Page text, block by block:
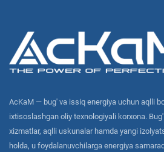
AcKaM — bug' va issiq energiya uchun aqlli
ixtisoslashgan oliy texnologiyali korxona.
xizmatlar, aqlli uskunalar hamda yangi
holda, u foydalanuvchilarga energiya